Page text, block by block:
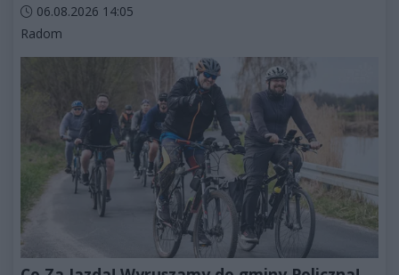
Data dodania artykułu:
06.08.2026 14:05
Kategorie artykułu:
Radom